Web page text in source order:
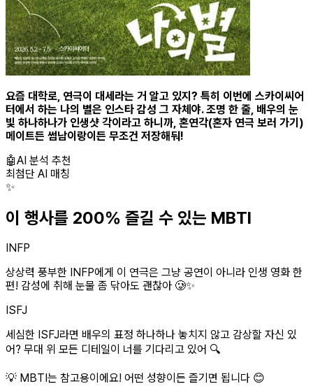
요즘 대학로, 연극이 대세라는 거 알고 있지? 특히 이번에 스카이씨어
터에서 하는 나의 별은 인스타 감성 그 자체야. 조명 한 줄, 배우의 눈
빛 하나하나가 인생샷 각이라고 하니까, 혼연각(혼자 연극 보러 가기)
메이트든 썸남이랑이든 무조건 저장해둬!
🤖AI 분석 추천
최첨단 AI 매칭
✨
이 행사를 200% 즐길 수 있는 MBTI
INFP
상상력 풍부한 INFP에게 이 연극은 그냥 공연이 아니라 인생 영화 한
편! 감성에 취해 눈물 좀 닦아도 괜찮아 🥲✨
ISFJ
세심한 ISFJ라면 배우의 표정 하나하나 놓치지 않고 감상할 자신 있
어? 무대 위 모든 디테일이 너를 기다리고 있어 🔍
💡 MBTI는 참고용이에요! 어떤 성향이든 즐기면 됩니다 😊